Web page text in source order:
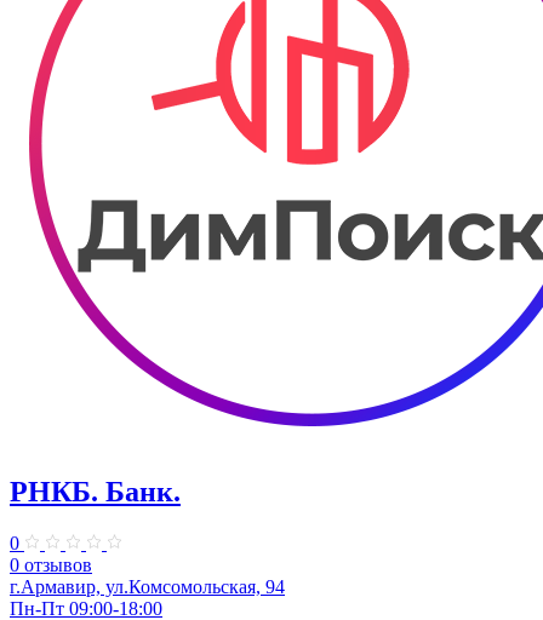
РНКБ. Банк.
0
0 отзывов
г.Армавир, ул.Комсомольская, 94
Пн-Пт 09:00-18:00